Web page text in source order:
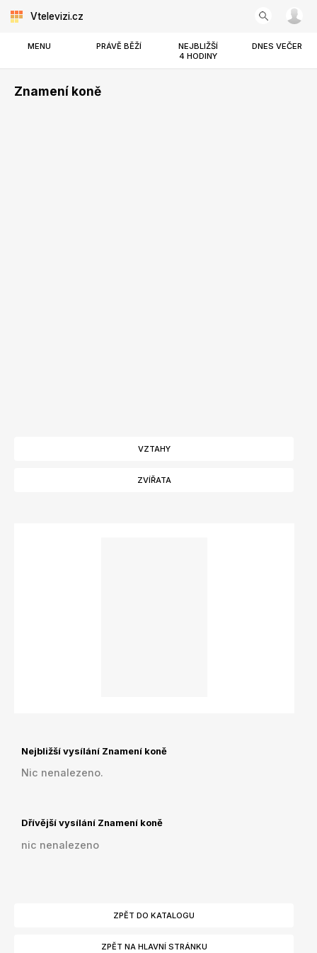
Vtelevizi.cz
MENU PRÁVĚ BĚŽÍ
NEJBLIŽŠÍ
4 HODINY
DNES VEČER
Znamení koně
VZTAHY
ZVÍŘATA
Nejbližší vysílání Znamení koně
Nic nenalezeno.
Dřívější vysílání Znamení koně
nic nenalezeno
ZPĚT DO KATALOGU
ZPĚT NA HLAVNÍ STRÁNKU